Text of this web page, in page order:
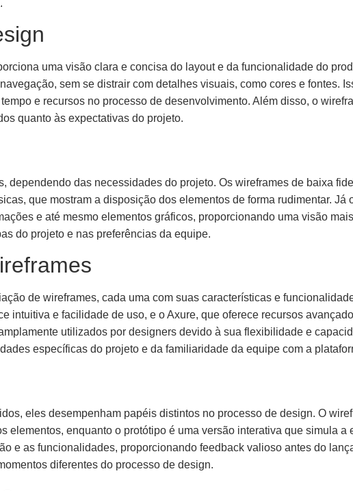
uma visão clara e concisa do layout e da funcionalidade do
sem se distrair com detalhes visuais, como cores e fontes.
e recursos no processo de desenvolvimento. Além disso, o
quanto às expectativas do projeto.
dependendo das necessidades do projeto. Os wireframes de baixa
que mostram a disposição dos elementos de forma rudimentar. Já
e até mesmo elementos gráficos, proporcionando uma visão
do projeto e nas preferências da equipe.
de wireframes, cada uma com suas características e
intuitiva e facilidade de uso, e o Axure, que oferece recursos
utilizados por designers devido à sua flexibilidade e
específicas do projeto e da familiaridade da equipe com a
eles desempenham papéis distintos no processo de design. O
elementos, enquanto o protótipo é uma versão interativa que simula a
e as funcionalidades, proporcionando feedback valioso antes do
diferentes do processo de design.